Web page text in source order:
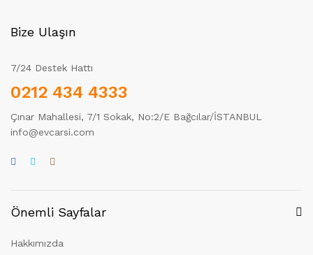
Bize Ulaşın
7/24 Destek Hattı
0212 434 4333
Çınar Mahallesi, 7/1 Sokak, No:2/E Bağcılar/İSTANBUL
info@evcarsi.com
Önemli Sayfalar
Hakkımızda